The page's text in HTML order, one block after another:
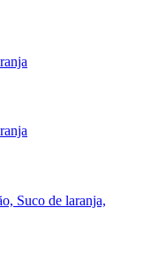
Suco de laranja,